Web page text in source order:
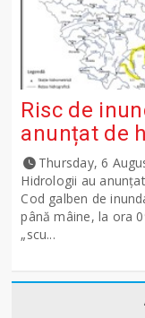
Risc de
anunțat de
Thursday, 6
Hidrologii au
Cod galben de
până mâine, la ora
„scu...